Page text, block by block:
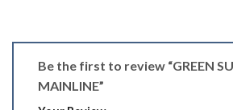
Be the first to review “GREEN
MAINLINE”